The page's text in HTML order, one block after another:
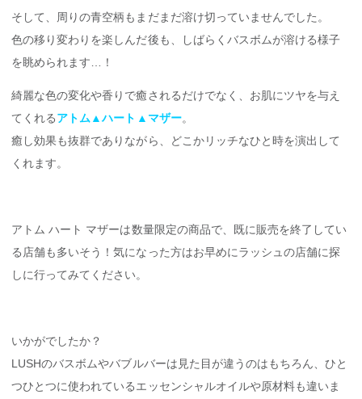
そして、周りの青空柄もまだまだ溶け切っていませんでした。
色の移り変わりを楽しんだ後も、しばらくバスボムが溶ける様子
を眺められます…！
綺麗な色の変化や香りで癒されるだけでなく、お肌にツヤを与え
てくれるアトム ▲ハート ▲ マザー。
癒し効果も抜群でありながら、どこかリッチなひと時を演出して
くれます。
アトム ハート マザーは数量限定の商品で、既に販売を終了してい
る店舗も多いそう！気になった方はお早めにラッシュの店舗に探
しに行ってみてください。
いかがでしたか？
LUSHのバスボムやバブルバーは見た目が違うのはもちろん、ひと
つひとつに使われているエッセンシャルオイルや原材料も違いま